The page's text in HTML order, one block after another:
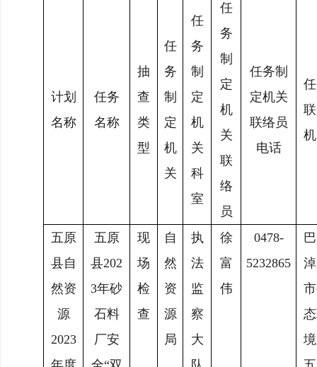
计划
名称
任务
名称
抽
查
类
型
任
务
制
定
机
关
任
务
制
定
机
关
科
室
任
务
制
定
机
关
联
络
员
任务制
定机关
联络员
电话
五原
县自
然资
源
2023
五原
县202
3年砂
石料
厂安
现
场
检
查
自
然
资
源
局
执
法
监
察
大
徐
富
伟
0478-
5232865